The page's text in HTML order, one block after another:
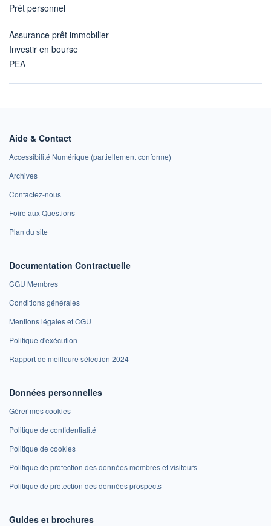
Prêt personnel
Assurance prêt immobilier
Investir en bourse
PEA
Aide & Contact
Accessibilité Numérique (partiellement conforme)
Archives
Contactez-nous
Foire aux Questions
Plan du site
Documentation Contractuelle
CGU Membres
Conditions générales
Mentions légales et CGU
Politique d'exécution
Rapport de meilleure sélection 2024
Données personnelles
Gérer mes cookies
Politique de confidentialité
Politique de cookies
Politique de protection des données membres et visiteurs
Politique de protection des données prospects
Guides et brochures